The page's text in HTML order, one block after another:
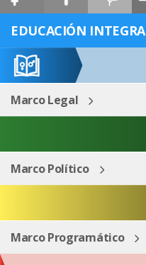
ESP
EDUCACIÓN
Marco Legal
Marco Político
Marco Programático